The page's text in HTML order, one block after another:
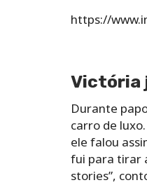
https://
Victória
Durante
carro de
ele falou
fui para tirar
stories”,